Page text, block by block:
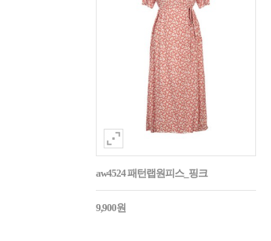
aw4524 패턴랩원피스_핑크
9,900원